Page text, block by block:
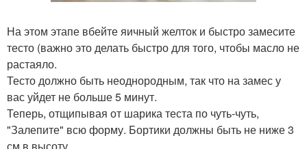
На этом этапе вбейте яичный желток и быстро замесите
тесто (важно это делать быстро для того, чтобы масло не
растаяло.
Тесто должно быть неоднородным, так что на замес у
вас уйдет не больше 5 минут.
Теперь, отщипывая от шарика теста по чуть-чуть,
"Залепите" всю форму. Бортики должны быть не ниже 3